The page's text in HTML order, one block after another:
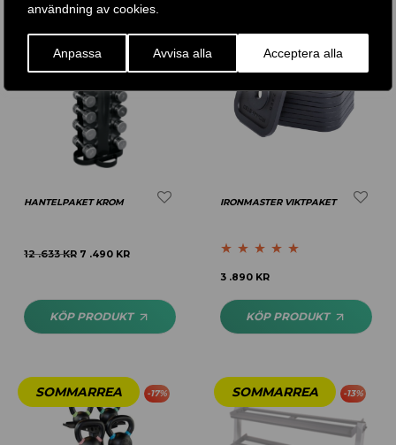
användning av cookies.
Anpassa Avvisa alla Acceptera alla
HANTELPAKET KROM
12 .633KR 7 .490 KR
KÖP PRODUKT
IRONMASTER VIKTPAKET
Betygsatt
3 .890 KR
KÖP PRODUKT
-17% -13%